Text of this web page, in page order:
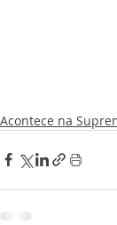
Acontece na